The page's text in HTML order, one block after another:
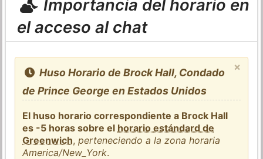
Importancia del horario en
el acceso al chat
×
Huso Horario de Brock Hall, Condado
de Prince George en Estados Unidos
El huso horario correspondiente a Brock Hall
es -5 horas sobre el horario estándard de
Greenwich,perteneciendo a la zona horaria
America/New_York.